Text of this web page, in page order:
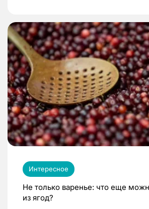
Интересное
Не только варенье: что еще
из ягод?